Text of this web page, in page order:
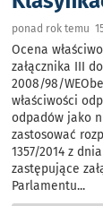
ponad rok temu
Ocena
załącznika III
2008/98/
właściwości
odpadów jako
zastosować
1357/2014 z
zastępujące
Parlamentu...